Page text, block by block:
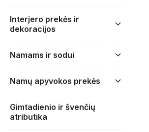
Interjero prekės ir
dekoracijos
Namams ir sodui
Namų apyvokos prekės
Gimtadienio ir švenčių
atributika